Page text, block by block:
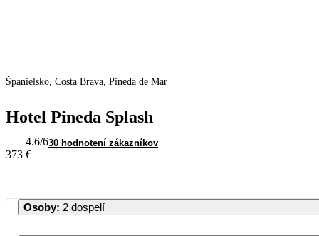
Španielsko, Costa Brava, Pineda de Mar
Hotel Pineda Splash
4.6/630 hodnotení zákazníkov
373 €
Osoby: 2 dospelí